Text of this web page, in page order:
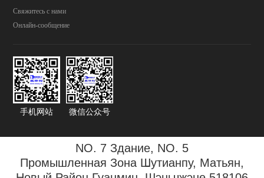
Свяжитесь с нами
Онлайн-сообщение
手机网站 微信公众号
NO. 7 Здание, NO. 5
Промышленная Зона Шутианпу, Матьян,